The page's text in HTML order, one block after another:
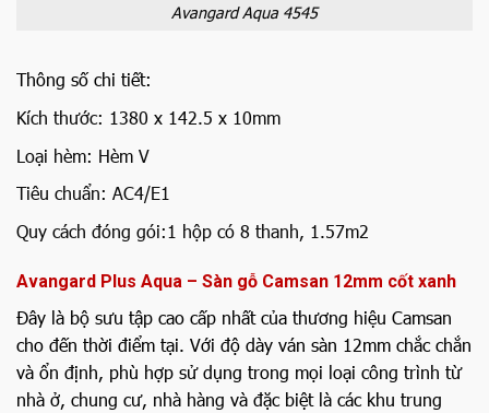
Avangard Aqua 4545
Thông số chi tiết:
Kích thước: 1380 x 142.5 x 10mm
Loại hèm: Hèm V
Tiêu chuẩn: AC4/E1
Quy cách đóng gói:1 hộp có 8 thanh, 1.57m2
Avangard Plus Aqua – Sàn gỗ Camsan 12mm cốt xanh
Đây là bộ sưu tập cao cấp nhất của thương hiệu Camsan
cho đến thời điểm tại. Với độ dày ván sàn 12mm chắc chắn
và ổn định, phù hợp sử dụng trong mọi loại công trình từ
nhà ở, chung cư, nhà hàng và đặc biệt là các khu trung